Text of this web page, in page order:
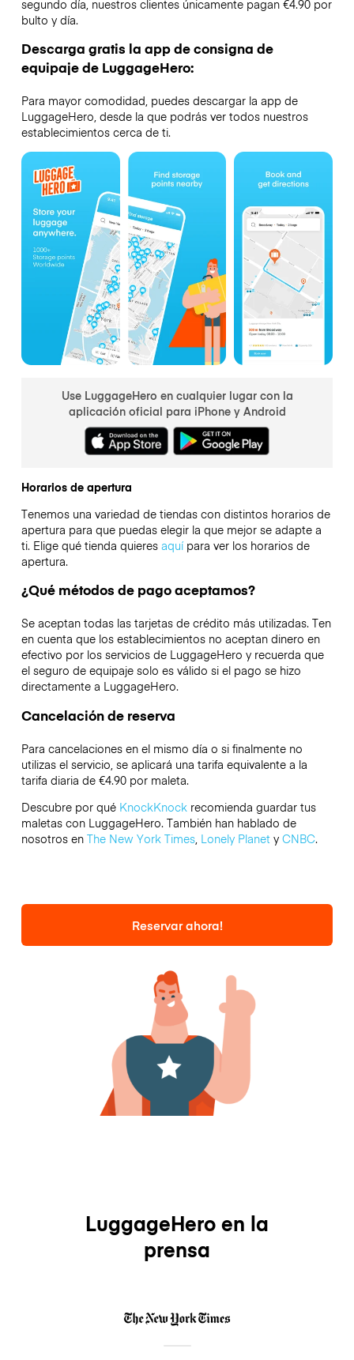
segundo día, nuestros clientes únicamente pagan €4.90 por
bulto y día.
Descarga gratis la app de consigna de
equipaje de LuggageHero:
Para mayor comodidad, puedes descargar la app de
LuggageHero, desde la que podrás ver todos nuestros
establecimientos cerca de ti.
Use LuggageHero en cualquier lugar con la
aplicación oficial para iPhone y Android
Horarios de apertura
Tenemos una variedad de tiendas con distintos horarios de
apertura para que puedas elegir la que mejor se adapte a
ti. Elige qué tienda quieres aquípara ver los horarios de
apertura.
¿Qué métodos de pago aceptamos?
Se aceptan todas las tarjetas de crédito más utilizadas. Ten
en cuenta que los establecimientos no aceptan dinero en
efectivo por los servicios de LuggageHero y recuerda que
el seguro de equipaje solo es válido si el pago se hizo
directamente a LuggageHero.
Cancelación de reserva
Para cancelaciones en el mismo día o si finalmente no
utilizas el servicio, se aplicará una tarifa equivalente a la
tarifa diaria de €4.90 por maleta.
Descubre por qué KnockKnockrecomienda guardar tus
maletas con LuggageHero. También han hablado de
nosotros en The New York Times, Lonely Planety CNBC.
Reservar ahora!
LuggageHero en la
prensa